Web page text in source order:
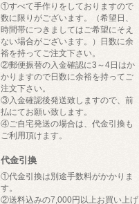
①すべて手作りをしておりますので
数に限りがございます。（希望日、
時間帯につきましてはご希望にそえ
ない場合がございます。）日数に余
裕を持ってご注文下さい。
②郵便振替の入金確認に3～4日はか
かりますので日数に余裕を持ってご
注文下さい。
③入金確認後発送致しますので、前
払にてお願い致します。
④ご自宅発送の場合は、代金引換も
ご利用頂けます。
代金引換
①代金引換は別途手数料がかかりま
す。
②送料込みの7,000円以上お買い上げ